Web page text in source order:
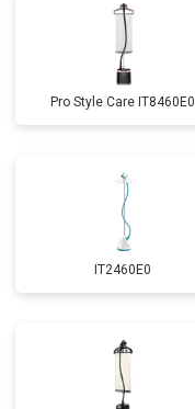
Pro Style Care IT8460E0
IT2460E0